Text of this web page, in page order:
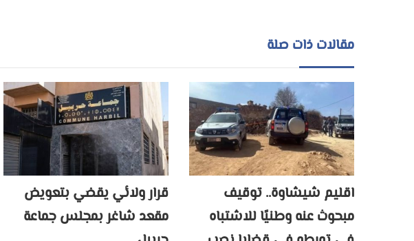
مقالات ذات صلة
اقليم شيشاوة.. توقيف
مبحوث عنه وطنيًا للاشتباه
قرار ولائي يقضي بتعويض
مقعد شاغر بمجلس جماعة